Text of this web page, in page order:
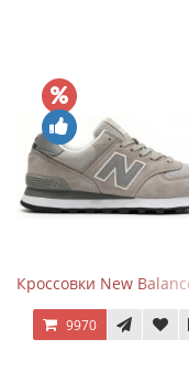
Кроссовки New
9970